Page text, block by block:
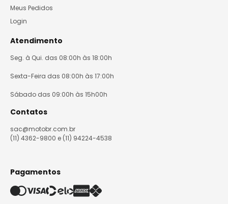
Meus Pedidos
Login
Atendimento
Seg. à Qui. das 08:00h às 18:00h
Sexta-Feira das 08:00h às 17:00h
Sábado das 09:00h às 15h00h
Contatos
sac@motobr.com.br
(11) 4362-9800 e (11) 94224-4538
Pagamentos